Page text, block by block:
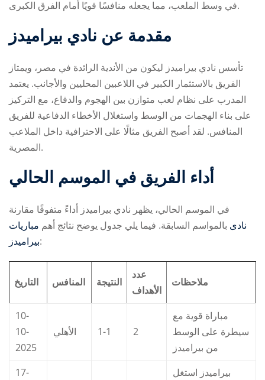
في وسط الملعب، مما يجعله منافسًا قويًا أمام الفرق الكبرى.
مقدمة عن نادي بيراميدز
تأسس نادي بيراميدز ليكون من الأندية الرائدة في مصر، ويمتاز
الفريق بالاستثمار الكبير في اللاعبين المحليين والأجانب. يعتمد
المدرب على نظام لعب متوازن بين الهجوم والدفاع، مع التركيز
على بناء الهجمات من الوسط واستغلال الأخطاء الدفاعية للفريق
المنافس. لقد أصبح الفريق مثالًا على الاحترافية داخل الملاعب
المصرية.
أداء الفريق في الموسم الحالي
في الموسم الحالي، يظهر نادي بيراميدز أداءً متفوقًا مقارنة
بالمواسم السابقة. فيما يلي جدول يوضح نتائج أهم مباريات ‎نادى
بيراميدز:
التاريخ المنافس النتيجة
عدد
الأهداف
ملاحظات
10-
10-
2025
الأهلي 1-1 2
مباراة قوية مع
سيطرة على الوسط
من بيراميدز
17-
بيراميدز استغل